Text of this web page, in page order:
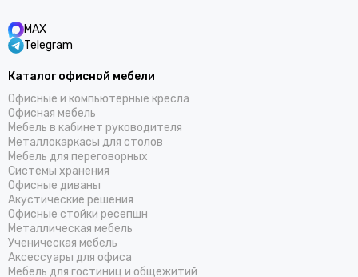
MAX
Telegram
Каталог офисной мебели
Офисные и компьютерные кресла
Офисная мебель
Мебель в кабинет руководителя
Металлокаркасы для столов
Мебель для переговорных
Системы хранения
Офисные диваны
Акустические решения
Офисные стойки ресепшн
Металлическая мебель
Ученическая мебель
Аксессуары для офиса
Мебель для гостиниц и общежитий